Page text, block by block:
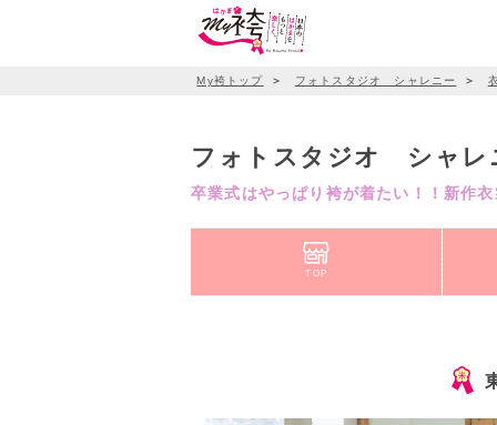
My袴トップ ＞ フォトスタジオ シャレニー ＞
フォトスタジオ シャレ
卒業式はやっぱり袴が着たい！！新作
TOP